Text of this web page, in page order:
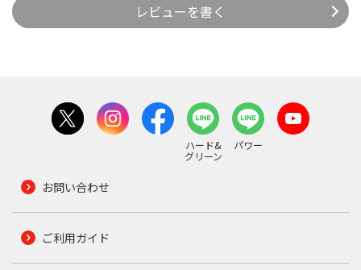
レビューを書く
ハード&
グリーン
パワー
お問い合わせ
ご利用ガイド